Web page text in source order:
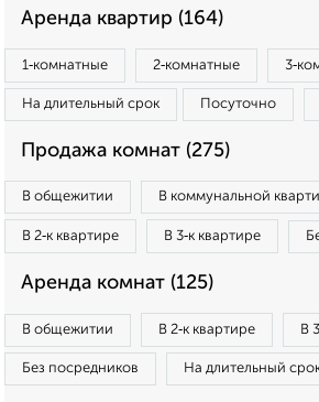
Аренда квартир (164)
1‑комнатные 2‑комнатные
На длительный срок Посуточно
Продажа комнат (275)
В общежитии В коммунальной
В 2‑к квартире В 3‑к квартире
Аренда комнат (125)
В общежитии В 2‑к квартире В
Без посредников На длительный